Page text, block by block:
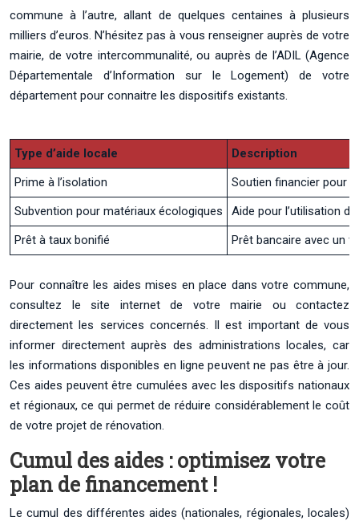
commune à l’autre, allant de quelques centaines à plusieurs
milliers d’euros. N’hésitez pas à vous renseigner auprès de votre
mairie, de votre intercommunalité, ou auprès de l’ADIL (Agence
Départementale d’Information sur le Logement) de votre
département pour connaitre les dispositifs existants.
Type d’aide locale
Description
Prime à l’isolation
Soutien financier pour
Subvention pour matériaux écologiques
Aide pour l’utilisation
Prêt à taux bonifié
Prêt bancaire avec un
Pour connaître les aides mises en place dans votre commune,
consultez le site internet de votre mairie ou contactez
directement les services concernés. Il est important de vous
informer directement auprès des administrations locales, car
les informations disponibles en ligne peuvent ne pas être à jour.
Ces aides peuvent être cumulées avec les dispositifs nationaux
et régionaux, ce qui permet de réduire considérablement le coût
de votre projet de rénovation.
Cumul des aides : optimisez votre
plan de financement !
Le cumul des différentes aides (nationales, régionales, locales)